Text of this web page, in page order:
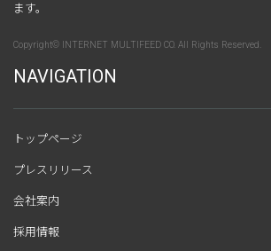
ます。
Copyright© INTERNET MULTIFEED CO. All Rights Reserved.
NAVIGATION
トップページ
プレスリリース
会社案内
採用情報